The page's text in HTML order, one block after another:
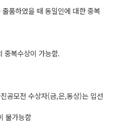
품하였을 때 동일인에 대한 중복
복수상이 가능함.
공모전 수상자(금,은,동상)는 입선
불가능함